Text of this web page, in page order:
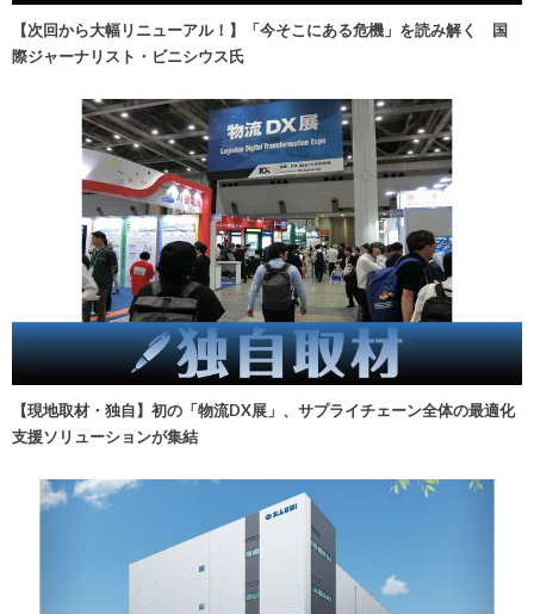
【次回から大幅リニューアル！】「今そこにある危機」を読み解く 国
際ジャーナリスト・ビニシウス氏
【現地取材・独自】初の「物流DX展」、サプライチェーン全体の最適化
支援ソリューションが集結